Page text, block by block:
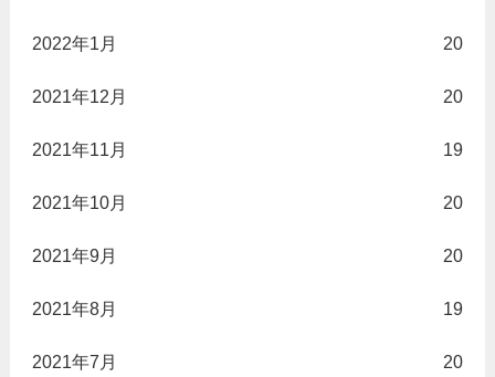
2022年1月 20
2021年12月 20
2021年11月 19
2021年10月 20
2021年9月 20
2021年8月 19
2021年7月 20